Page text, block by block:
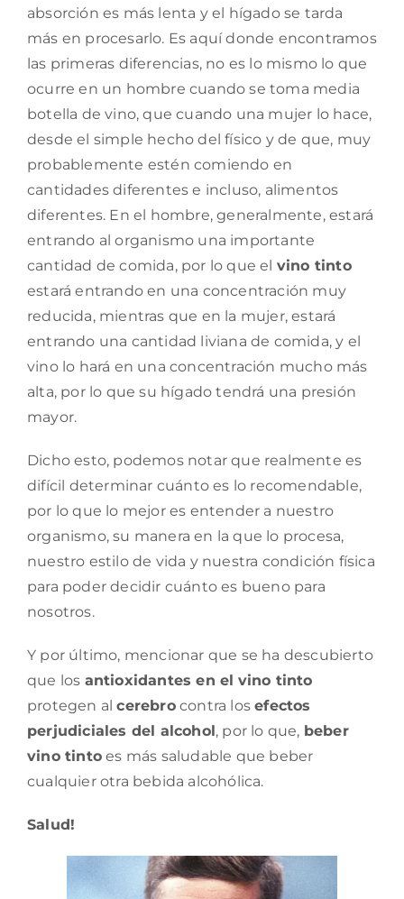
absorción es más lenta y el hígado se tarda
más en procesarlo. Es aquí donde encontramos
las primeras diferencias, no es lo mismo lo que
ocurre en un hombre cuando se toma media
botella de vino, que cuando una mujer lo hace,
desde el simple hecho del físico y de que, muy
probablemente estén comiendo en
cantidades diferentes e incluso, alimentos
diferentes. En el hombre, generalmente, estará
entrando al organismo una importante
cantidad de comida, por lo que el vino tinto
estará entrando en una concentración muy
reducida, mientras que en la mujer, estará
entrando una cantidad liviana de comida, y el
vino lo hará en una concentración mucho más
alta, por lo que su hígado tendrá una presión
mayor.
Dicho esto, podemos notar que realmente es
difícil determinar cuánto es lo recomendable,
por lo que lo mejor es entender a nuestro
organismo, su manera en la que lo procesa,
nuestro estilo de vida y nuestra condición física
para poder decidir cuánto es bueno para
nosotros.
Y por último, mencionar que se ha descubierto
que los antioxidantes en el vino tinto
protegen alcerebrocontra losefectos
perjudiciales del alcohol, por lo que, beber
vino tinto es más saludable que beber
cualquier otra bebida alcohólica.
Salud!